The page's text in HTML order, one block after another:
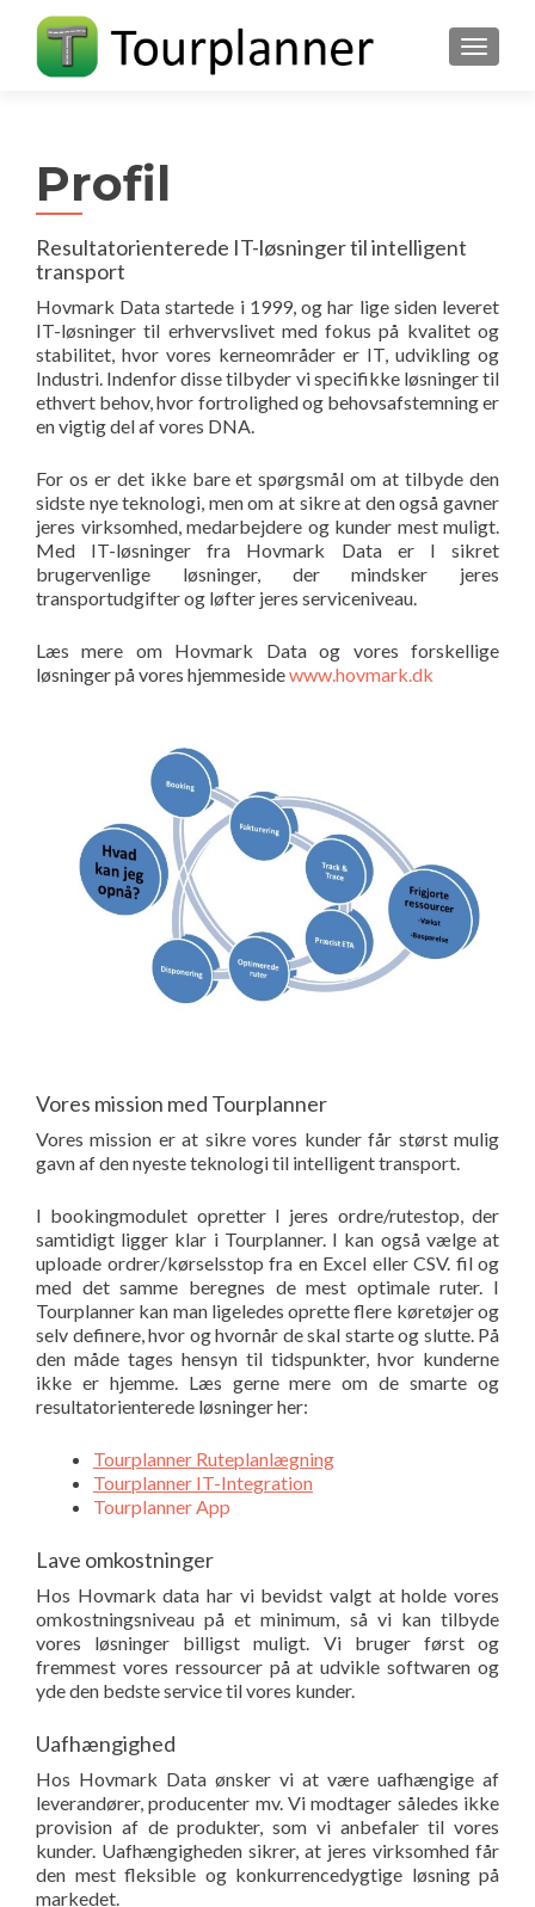
FLIP
Profil
Resultatorienterede IT-løsninger til intelligent
transport
Hovmark Data startede i 1999, og har lige siden leveret
IT-løsninger til erhvervslivet med fokus på kvalitet og
stabilitet, hvor vores kerneområder er IT, udvikling og
Industri. Indenfor disse tilbyder vi specifikke løsninger til
ethvert behov, hvor fortrolighed og behovsafstemning er
en vigtig del af vores DNA.
For os er det ikke bare et spørgsmål om at tilbyde den
sidste nye teknologi, men om at sikre at den også gavner
jeres virksomhed, medarbejdere og kunder mest muligt.
Med IT-løsninger fra Hovmark Data er I sikret
brugervenlige løsninger, der mindsker jeres
transportudgifter og løfter jeres serviceniveau.
Læs mere om Hovmark Data og vores forskellige
løsninger på vores hjemmesidewww.hovmark.dk
Vores mission med Tourplanner
Vores mission er at sikre vores kunder får størst mulig
gavn af den nyeste teknologi til intelligent transport.
I bookingmodulet opretter I jeres ordre/rutestop, der
samtidigt ligger klar i Tourplanner. I kan også vælge at
uploade ordrer/kørselsstop fra en Excel eller CSV. fil og
med det samme beregnes de mest optimale ruter. I
Tourplanner kan man ligeledes oprette flere køretøjer og
selv definere, hvor og hvornår de skal starte og slutte. På
den måde tages hensyn til tidspunkter, hvor kunderne
ikke er hjemme. Læs gerne mere om de smarte og
resultatorienterede løsninger her:
Tourplanner Ruteplanlægning
Tourplanner IT-Integration
Tourplanner App
Lave omkostninger
Hos Hovmark data har vi bevidst valgt at holde vores
omkostningsniveau på et minimum, så vi kan tilbyde
vores løsninger billigst muligt. Vi bruger først og
fremmest vores ressourcer på at udvikle softwaren og
yde den bedste service til vores kunder.
Uafhængighed
Hos Hovmark Data ønsker vi at være uafhængige af
leverandører, producenter mv. Vi modtager således ikke
provision af de produkter, som vi anbefaler til vores
kunder. Uafhængigheden sikrer, at jeres virksomhed får
den mest fleksible og konkurrencedygtige løsning på
markedet.